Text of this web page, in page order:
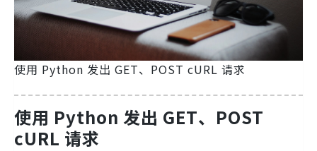
使用 Python 发出 GET、POST cURL 请求
使用 Python 发出 GET、POST
cURL 请求